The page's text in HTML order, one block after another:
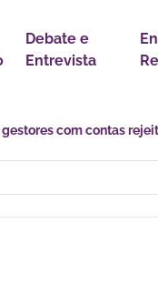
Debate e
Entrevista
Pacientes com